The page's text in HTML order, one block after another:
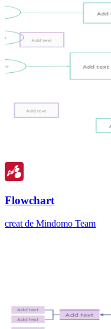
Flowchart
creat de Mindomo Team